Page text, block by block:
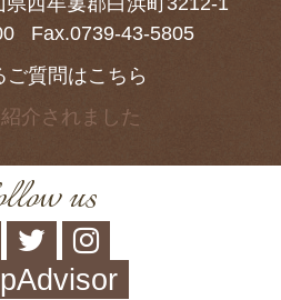
Fax.0739-43-5805
ご質問はこちら
us